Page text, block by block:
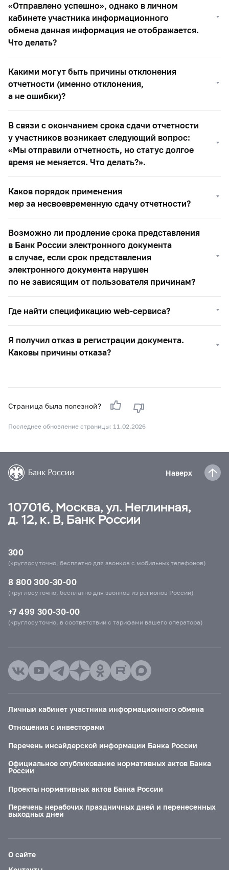
«Отправлено успешно», однако в личном
кабинете участника информационного
обмена данная информация не отображается.
Что делать?
Какими могут быть причины отклонения
отчетности (именно отклонения,
а не ошибки)?
В связи с окончанием срока сдачи отчетности
у участников возникает следующий вопрос:
«Мы отправили отчетность, но статус долгое
время не меняется. Что делать?».
Каков порядок применения
мер за несвоевременную сдачу отчетности?
Возможно ли продление срока представления
в Банк России электронного документа
в случае, если срок представления
электронного документа нарушен
по не зависящим от пользователя причинам?
Где найти спецификацию web-сервиса?
Я получил отказ в регистрации документа.
Каковы причины отказа?
Страница была полезной?
Последнее обновление страницы: 11.02.2026
Наверх
107016, Москва, ул. Неглинная,
д. 12, к. В, Банк России
300
(круглосуточно, бесплатно для звонков с мобильных телефонов)
8 800 300-30-00
(круглосуточно, бесплатно для звонков из регионов России)
+7 499 300-30-00
(круглосуточно, в соответствии с тарифами вашего оператора)
Личный кабинет участника информационного обмена
Отношения с инвесторами
Перечень инсайдерской информации Банка России
Официальное опубликование нормативных актов Банка
России
Проекты нормативных актов Банка России
Перечень нерабочих праздничных дней и перенесенных
выходных дней
О сайте